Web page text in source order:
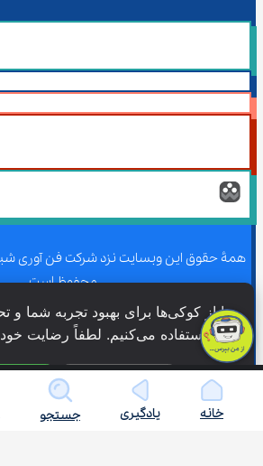
همۀ حقوق این وبسایت نزد شرکت فن آوری
محفوظ است.
همۀ حقوق این وبسایت نزد شرکت فن آوری
محفوظ است.
خانه یادگیری جستجو
ما از کوکی‌ها برای بهبود تجربه
استفاده می‌کنیم. لطفاً رضایت خود را اعلام کنید.
فقط ضروری